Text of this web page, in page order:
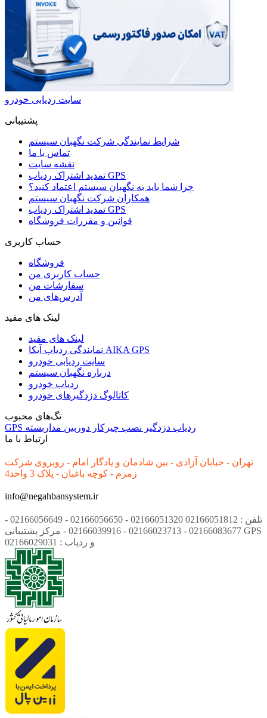
سایت ردیابی خودرو
پشتیبانی
شرایط نمایندگی شرکت نگهبان سیستم
تماس با ما
نقشه سایت
تمدید اشتراک ردیاب GPS
چرا شما باید به نگهبان سیستم اعتماد کنید؟
همکاران شرکت نگهبان سیستم
تمدید اشتراک ردیاب GPS
قوانین و مقررات فروشگاه
حساب کاربری
فروشگاه
حساب کاربری من
سفارشات من
آدرس‌های من
لینک های مفید
لینک های مفید
نمایندگی ردیاب آیکا AIKA GPS
سایت ردیابی خودرو
درباره نگهبان سیستم
ردیاب خودرو
کاتالوگ دزدگیرهای خودرو
تگ‌های محبوب
GPS
ردیاب دزدگیر نصب چیرکار دوربین مداربسته
ارتباط با ما
تهران - خیابان آزادی - بین شادمان و یادگار امام - روبروی شرکت
زمزم - کوچه باغبان - پلاک 3 واحد4
info@negahbansystem.ir
تلفن : 02166051812 02166051320 - 02166056650 - 02166056649 -
02166083677 - 02166023713 - 02166039916 - مرکز پشتیبانی GPS
و ردیاب : 02166029031